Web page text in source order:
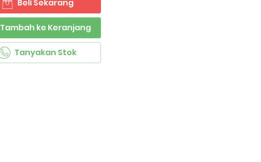
` Beli Sekarang
Tambah ke Keranjang
` Tanyakan Stok